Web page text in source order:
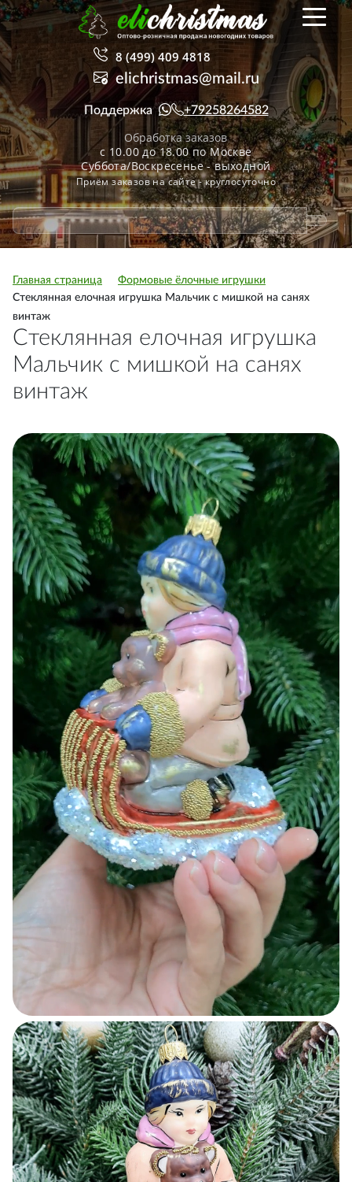
8 (499) 409 4818
elichristmas@mail.ru
Поддержка +79258264582
Обработка заказов
с 10.00 до 18.00 по Москве
Суббота/Воскресенье - выходной
Приём заказов на сайте - круглосуточно
Главная страница
Формовые ёлочные игрушки
Стеклянная елочная игрушка Мальчик с мишкой на санях
винтаж
Стеклянная елочная игрушка
Мальчик с мишкой на санях
винтаж